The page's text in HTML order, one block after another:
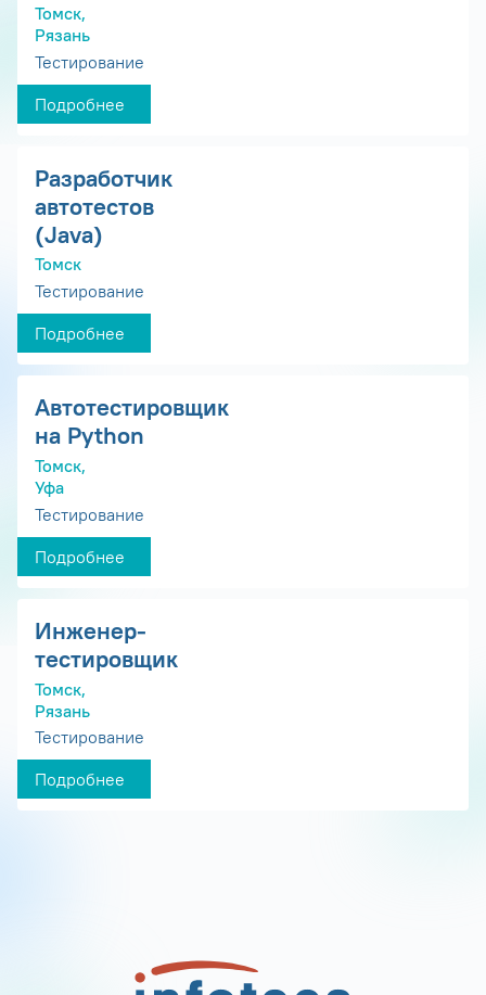
Томск,
Рязань
Тестирование
Подробнее
Разработчик
автотестов
(Java)
Томск
Тестирование
Подробнее
Автотестировщик
на Python
Томск,
Уфа
Тестирование
Подробнее
Инженер-
тестировщик
Томск,
Рязань
Тестирование
Подробнее